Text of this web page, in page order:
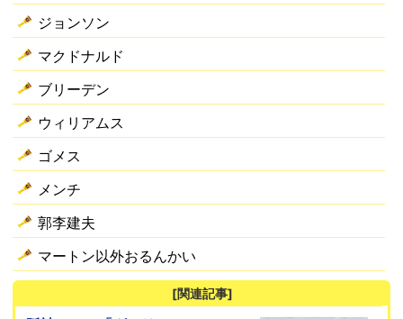
ジョンソン
マクドナルド
ブリーデン
ウィリアムス
ゴメス
メンチ
郭李建夫
マートン以外おるんかい
[関連記事]